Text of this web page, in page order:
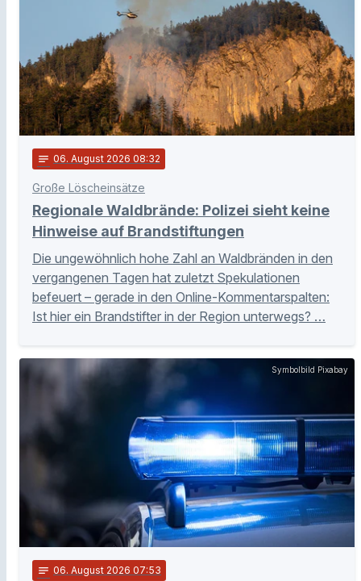
notes 06. August 2026 08:32
Große Löscheinsätze
Regionale Waldbrände: Polizei sieht keine
Hinweise auf Brandstiftungen
Die ungewöhnlich hohe Zahl an Waldbränden in den
vergangenen Tagen hat zuletzt Spekulationen
befeuert – gerade in den Online-Kommentarspalten:
Ist hier ein Brandstifter in der Region unterwegs? …
Symbolbild Pixabay
notes 06. August 2026 07:53